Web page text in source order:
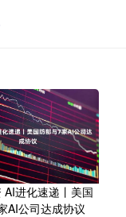
AI进化速递丨美国
AI公司达成协议